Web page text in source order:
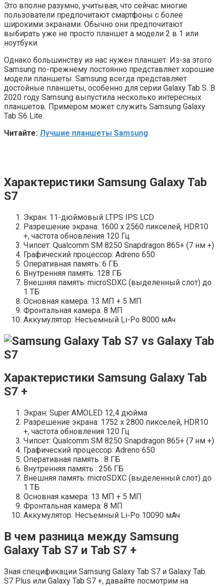
Это вполне разумно, учитывая, что сейчас многие
пользователи предпочитают смартфоны с более
широкими экранами. Обычно они предпочитают
выбирать уже не просто планшет а модели 2 в 1 или
ноутбуки.
Однако большинству из нас нужен планшет. Из-за этого
Samsung по-прежнему постоянно представляет хорошие
модели планшеты. Samsung всегда представляет
достойные планшеты, особенно для серии Galaxy Tab S. В
2020 году Samsung выпустила несколько интересных
планшетов. Примером может служить Samsung Galaxy
Tab S6 Lite.
Читайте: Лучшие планшеты Samsung
Характеристики Samsung Galaxy Tab
S7
Экран: 11-дюймовый LTPS IPS LCD
Разрешение экрана: 1600 x 2560 пикселей, HDR10
+, частота обновления 120 Гц
Чипсет: Qualcomm SM 8250 Snapdragon 865+ (7 нм +)
Графический процессор: Adreno 650
Оперативная память: 6 ГБ
Внутренняя память: 128 ГБ
Внешняя память: microSDXC (выделенный слот) до
1 ТБ
Основная камера: 13 МП + 5 МП
Фронтальная камера: 8 МП
Аккумулятор: Несъемный Li-Po 8000 мАч
Характеристики Samsung Galaxy Tab
S7 +
Экран: Super AMOLED 12,4 дюйма
Разрешение экрана: 1752 x 2800 пикселей, HDR10
+, частота обновления 120 Гц
Чипсет: Qualcomm SM 8250 Snapdragon 865+ (7 нм +)
Графический процессор: Adreno 650
Оперативная память : 8 ГБ
Внутренняя память : 256 ГБ
Внешняя память: microSDXC (выделенный слот) до
1 ТБ
Основная камера: 13 МП + 5 МП
Фронтальная камера: 8 МП
Аккумулятор: Несъемный Li-Po 10090 мАч
В чем разница между Samsung
Galaxy Tab S7 и Tab S7 +
Зная спецификации Samsung Galaxy Tab S7 и Galaxy Tab
S7 Plus или Galaxy Tab S7 +, давайте посмотрим на